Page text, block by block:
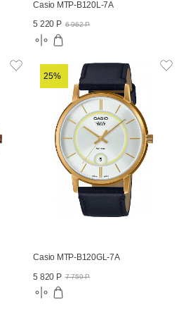
Casio MTP-B120L-7A
5 220 Р 6 962 Р
25%
Casio MTP-B120GL-7A
5 820 Р 7 759 Р